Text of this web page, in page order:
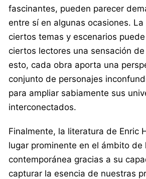
fascinantes, pueden parecer
entre sí en algunas ocasiones.
ciertos temas y escenarios
ciertos lectores una sensación
esto, cada obra aporta una
conjunto de personajes
para ampliar sabiamente sus
interconectados.
Finalmente, la literatura de Enric
lugar prominente en el ámbito de
contemporánea gracias a su
capturar la esencia de nuestras